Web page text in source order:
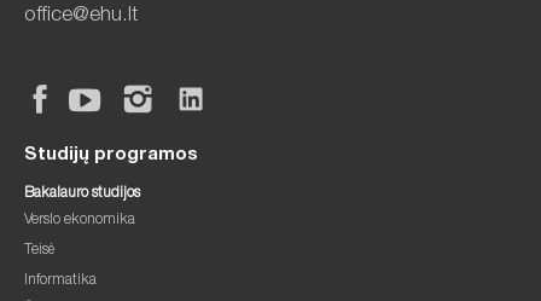
office@ehu.lt
Studijų programos
Bakalauro studijos
Verslo ekonomika
Teisė
Informatika